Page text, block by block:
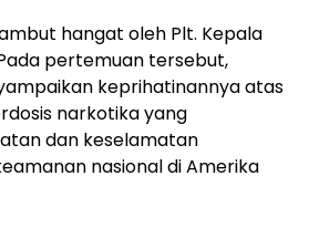
hangat oleh Plt. Kepala
pertemuan tersebut,
keprihatinannya atas
narkotika yang
dan keselamatan
nasional di Amerika